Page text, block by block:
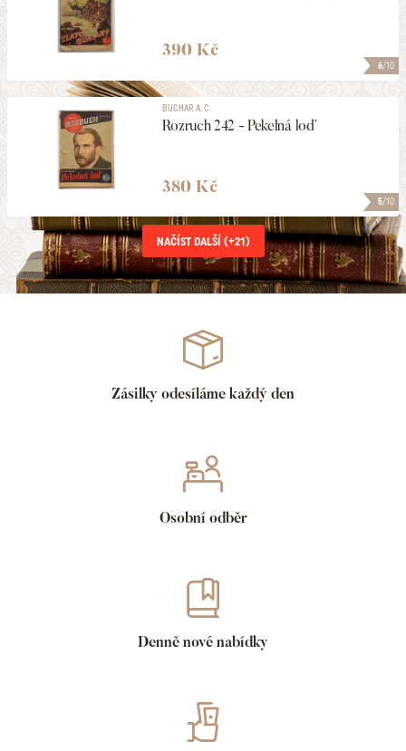
6/10
390 Kč
5/10
BUCHAR A. C.
Rozruch 242 - Pekelná loď
380 Kč
NAČÍST DALŠÍ (+21)
Zásilky odesíláme každý den
Osobní odběr
Denně nové nabídky